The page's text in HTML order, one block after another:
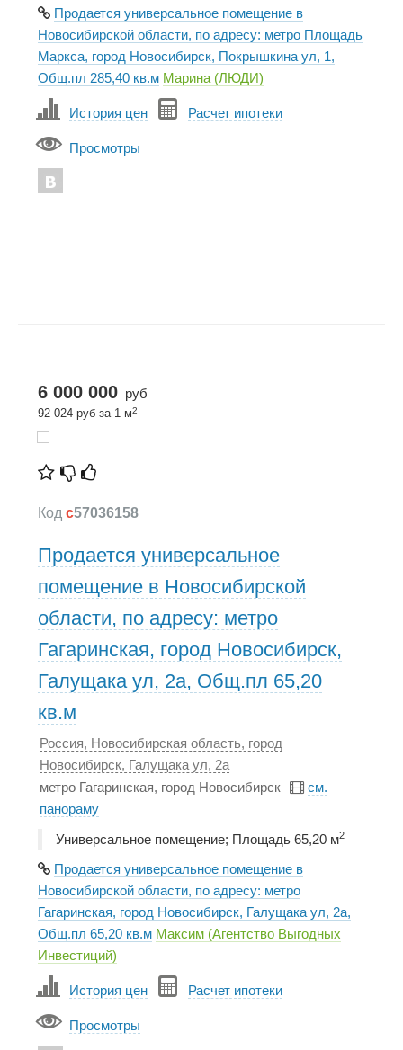
Продается универсальное помещение в
Новосибирской области, по адресу: метро Площадь
Маркса, город Новосибирск, Покрышкина ул, 1,
Общ.пл 285,40 кв.м Марина (ЛЮДИ)
История цен Расчет ипотеки
Просмотры
6 000 000 руб
92 024 руб за 1 м2
Код c57036158
Продается универсальное
помещение в Новосибирской
области, по адресу: метро
Гагаринская, город Новосибирск,
Галущака ул, 2а, Общ.пл 65,20
кв.м
Россия, Новосибирская область, город
Новосибирск, Галущака ул, 2а
метро Гагаринская, город Новосибирск
см.
панораму
Универсальное помещение; Площадь 65,20 м2
Продается универсальное помещение в
Новосибирской области, по адресу: метро
Гагаринская, город Новосибирск, Галущака ул, 2а,
Общ.пл 65,20 кв.м Максим (Агентство Выгодных
Инвестиций)
История цен Расчет ипотеки
Просмотры